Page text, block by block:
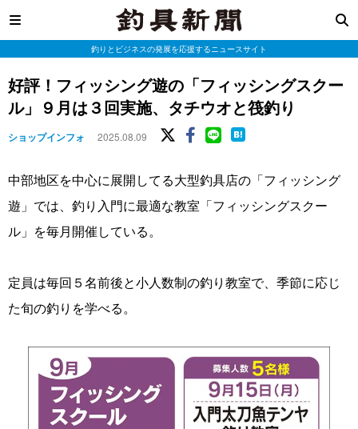
釣りとビジネスの発展を応援するニュースサイト
好評！フィッシング遊の「フィッシングスクー
ル」９月は３回実施、タチウオと筏釣り
ショップインフォ 2025.08.09
中部地区を中心に展開してる大型釣具店の「フィッシング
遊」では、釣り入門に最適な教室「フィッシングスクー
ル」を毎月開催している。
定員は毎回５名前後と小人数制の釣り教室で、季節に応じ
た旬の釣りを学べる。